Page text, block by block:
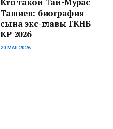
Кто такой Тай-Мурас
Ташиев: биография
сына экс-главы ГКНБ
КР 2026
20 МАЯ 2026